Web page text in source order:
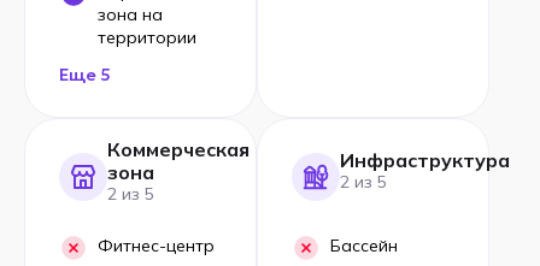
зона на
территории
Еще 5
Коммерческая
зона
2 из 5
Фитнес-центр
Инфраструктура
2 из 5
Бассейн